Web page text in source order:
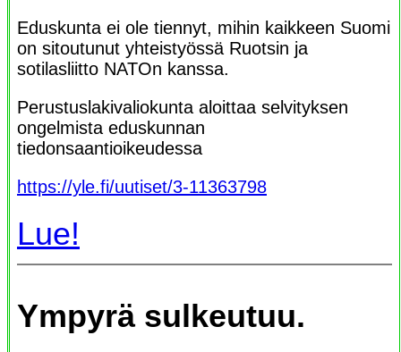
Eduskunta ei ole tiennyt, mihin kaikkeen Suomi
on sitoutunut yhteistyössä Ruotsin ja
sotilasliitto NATOn kanssa.
Perustuslakivaliokunta aloittaa selvityksen
ongelmista eduskunnan
tiedonsaantioikeudessa
https://yle.fi/uutiset/3-11363798
Lue!
Ympyrä sulkeutuu.